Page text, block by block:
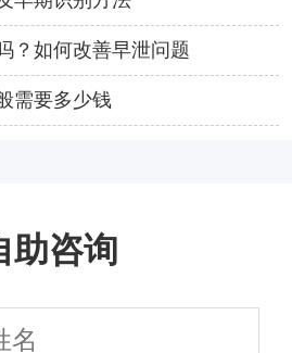
？如何改善早泄问题
需要多少钱
助咨询